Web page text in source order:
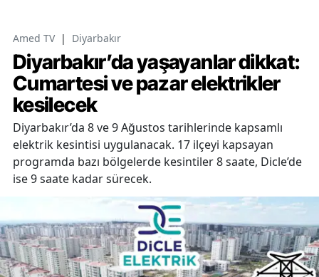
Amed TV | Diyarbakır
Diyarbakır’da yaşayanlar dikkat:
Cumartesi ve pazar elektrikler
kesilecek
Diyarbakır’da 8 ve 9 Ağustos tarihlerinde kapsamlı
elektrik kesintisi uygulanacak. 17 ilçeyi kapsayan
programda bazı bölgelerde kesintiler 8 saate, Dicle’de
ise 9 saate kadar sürecek.